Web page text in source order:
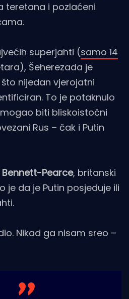
teretana i pozlaćeni
superjahti (samo 14
Šeherezada je
nijedan vjerojatni
To je potaknulo
biti bliskoistočni
Rus – čak i Putin
Bennett-Pearce, britanski
je da je Putin posjeduje ili
Nikad ga nisam sreo –